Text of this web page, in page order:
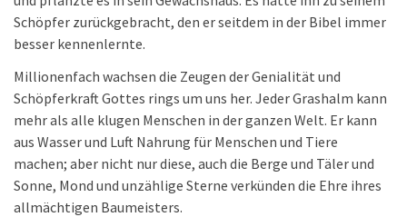
Schöpfer zurückgebracht, den er seitdem in der Bibel immer
besser kennenlernte.
Millionenfach wachsen die Zeugen der Genialität und
Schöpferkraft Gottes rings um uns her. Jeder Grashalm kann
mehr als alle klugen Menschen in der ganzen Welt. Er kann
aus Wasser und Luft Nahrung für Menschen und Tiere
machen; aber nicht nur diese, auch die Berge und Täler und
Sonne, Mond und unzählige Sterne verkünden die Ehre ihres
allmächtigen Baumeisters.